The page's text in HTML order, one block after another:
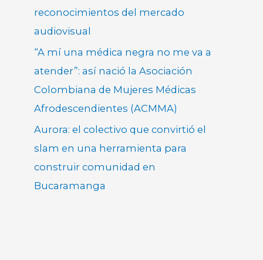
reconocimientos del mercado
audiovisual
“A mí una médica negra no me va a
atender”: así nació la Asociación
Colombiana de Mujeres Médicas
Afrodescendientes (ACMMA)
Aurora: el colectivo que convirtió el
slam en una herramienta para
construir comunidad en
Bucaramanga